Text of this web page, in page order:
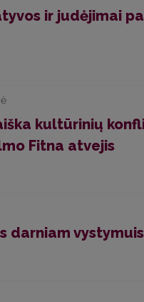
ir judėjimai
kultūrinių
Fitna atvejis
darniam